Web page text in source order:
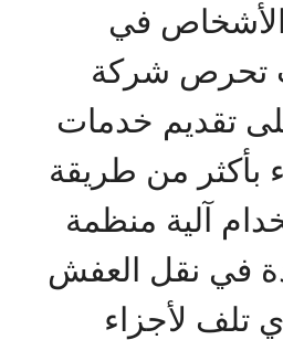
في
تحرص شركة
تقديم خدمات
بأكثر من طريقة
آلية منظمة
في نقل العفش
تلف لأجزاء